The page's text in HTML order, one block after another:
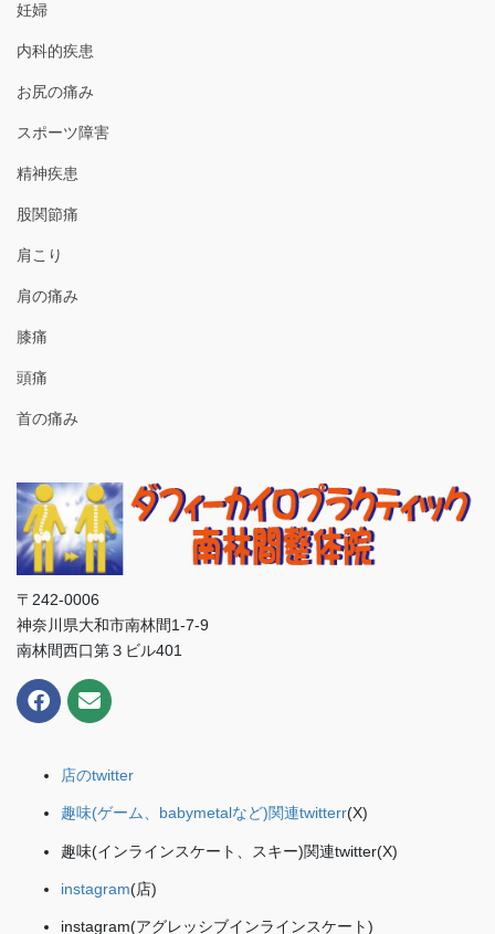
妊婦
内科的疾患
お尻の痛み
スポーツ障害
精神疾患
股関節痛
肩こり
肩の痛み
膝痛
頭痛
首の痛み
〒242-0006
神奈川県大和市南林間1-7-9
南林間西口第３ビル401
店のtwitter
趣味(ゲーム、babymetalなど)関連twitterr(X)
趣味(インラインスケート、スキー)関連twitter(X)
instagram(店)
instagram(アグレッシブインラインスケート)